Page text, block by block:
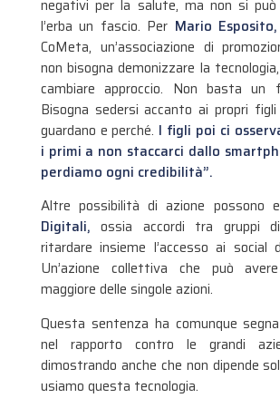
negativi per la salute, ma non si
l’erba un fascio. Per Mario Esposito,
CoMeta, un’associazione di
non bisogna demonizzare la
cambiare approccio. Non basta un
Bisogna sedersi accanto ai propri
guardano e perché. I figli poi ci
i primi a non staccarci dallo
perdiamo ogni credibilità”.
Altre possibilità di azione possono
Digitali, ossia accordi tra gruppi
ritardare insieme l’accesso ai social
Un’azione collettiva che può
maggiore delle singole azioni.
Questa sentenza ha comunque
nel rapporto contro le grandi
dimostrando anche che non dipende
usiamo questa tecnologia.